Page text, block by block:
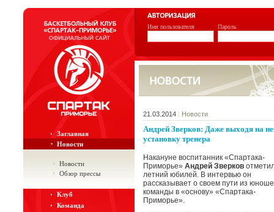
Имя пользователя Пароль
Заглавная
Новости
Новости
Обзор прессы
Клуб
Команда
21.03.2014 | Новости
Андрей Зверков: Даже выходя на
установку тренера
Накануне воспитанник «Спартака-
Приморье» Андрей Зверков
летний юбилей. В интервью он
рассказывает о своем пути из
команды в «основу» «Спартака-
Приморье».